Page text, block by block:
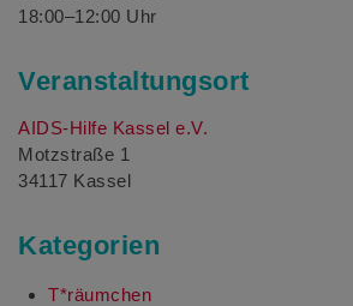
18:00–12:00 Uhr
Veranstaltungsort
AIDS-Hilfe Kassel e.V.
Motzstraße 1
34117 Kassel
Kategorien
T*räumchen